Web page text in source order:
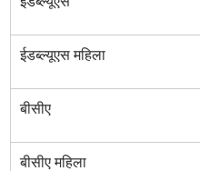
ईडब्ल्यूएस महिला
बीसीए
बीसीए महिला